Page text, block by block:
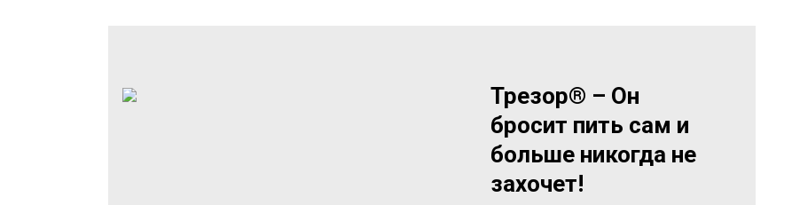
Трезор® – Он
бросит пить сам и
больше никогда не
захочет!